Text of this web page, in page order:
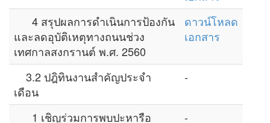
4 สรุปผลการดำเนินการป้องกัน
และลดอุบัติเหตุทางถนนช่วง
เทศกาลสงกรานต์ พ.ศ. 2560
ดาวน์โหลด
เอกสาร
3.2 ปฎิทินงานสำคัญประจำ
เดือน
-
1 เชิญร่วมการพบปะหารือ -